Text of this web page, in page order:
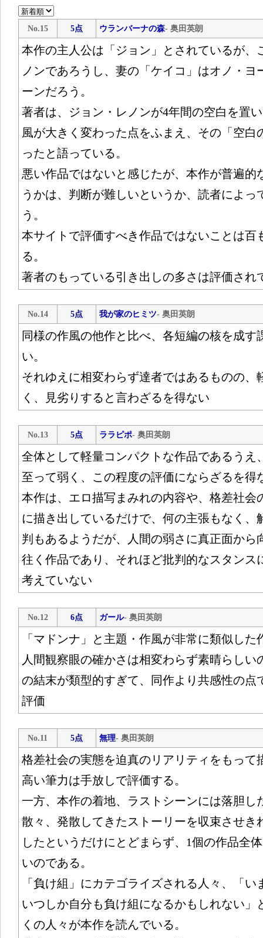
No.15 5点 ウランバーナの森- 奥田英朗
本作の主人公は「ジョン」とされているが、
ノンであろうし、妻の「ケイコ」はオノ・ヨ
ーンだろう。
著者は、ジョン・レノンが4年間の空白を置
風が大きく変わった点をふまえ、その「空白
ったと語っている。
悪い作品ではないと感じたが、本作が普遍的
うかは、判断が難しいというか、読者によっ
う。
本サイトで評価すべき作品ではないことは百
る。
著者のもっている引き出しの多さは評価され
No.14 5点 我が家のヒミツ- 奥田英朗
同様の作風の他作と比べ、各短編の核を成す
い。
それゆえに相変わらず達者ではあるものの、
く、見劣りすると言わざるを得ない
No.13 5点 ララピポ- 奥田英朗
全体として軽量コンパクトな作品であるうえ
至って弱く、この程度の評価にならざるを得
本作は、エロ描写まみれの内容や、格差社会
に描き出しているだけで、何の主張もなく、
判もあるようだが、人間の弱さに真正面から
往く作品であり、それほど批判的なスタンス
考えていない
No.12 6点 ガール- 奥田英朗
「マドンナ」と主題・作風が非常に類似した
人間観察眼の確かさは相変わらず素晴らしい
の結末が類型的すぎて、同作より共感性の点
評価
No.11 5点 無理- 奥田英朗
格差社会の実態を迫真のリアリティをもって
高い筆力は手放しで評価する。
一方、本作の着地、ラストシーンには落胆し
散々、発散してきたストーリーを収束させき
したというだけにとどまらず、1個の作品全
いのである。
「負け組」にカテゴライズされる人々、「
いつしか自分も負け組になるかもしれない」
くの人々が本作を読んでいる。